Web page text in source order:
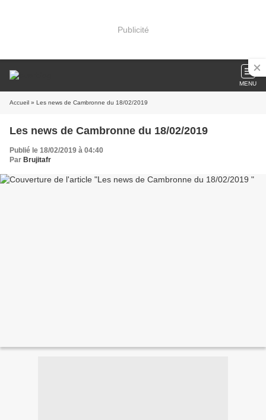
Publicité
MENU
Accueil » Les news de Cambronne du 18/02/2019
Les news de Cambronne du 18/02/2019
Publié le 18/02/2019 à 04:40
Par Brujitafr